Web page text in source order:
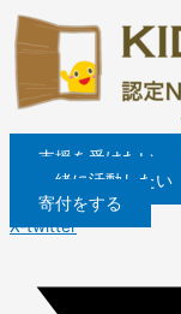
容
を
ス
キ
支援を受けたい
一緒に活動したい
寄付をする
X-twitter